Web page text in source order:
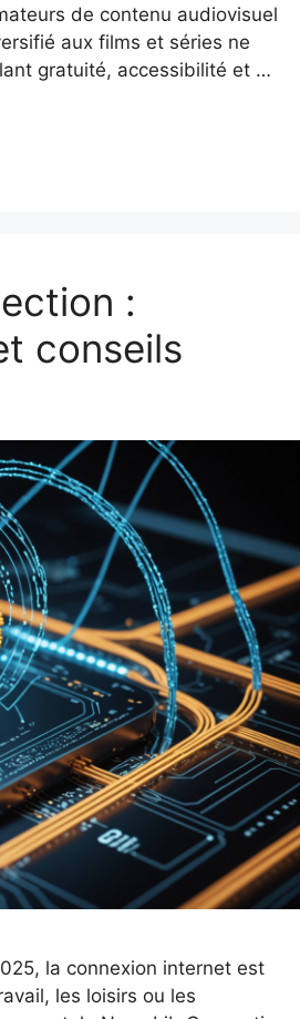
de contenu audiovisuel
aux films et séries ne
gratuité, accessibilité et …
:
conseils
la connexion internet est
les loisirs ou les